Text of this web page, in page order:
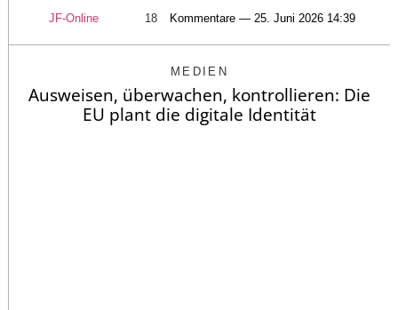
JF-Online 18 Kommentare — 25. Juni 2026 14:39
MEDIEN
Ausweisen, überwachen, kontrollieren: Die
EU plant die digitale Identität